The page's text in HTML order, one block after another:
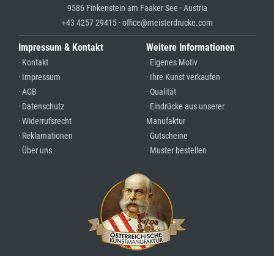
9586 Finkenstein am Faaker See · Austria
+43 4257 29415 · office@meisterdrucke.com
Impressum & Kontakt
· Kontakt
· Impressum
· AGB
· Datenschutz
· Widerrufsrecht
· Reklamationen
· Über uns
Weitere Informationen
· Eigenes Motiv
· Ihre Kunst verkaufen
· Qualität
· Eindrücke aus unserer
Manufaktur
· Gutscheine
· Muster bestellen